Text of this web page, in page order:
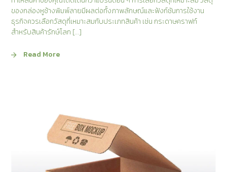
ของกล่องหูช้างพิมพ์ลายมีผลต่อทั้งภาพลักษณ์และฟังก์ชันการใช้งาน
ธุรกิจควรเลือกวัสดุที่เหมาะสมกับประเภทสินค้า เช่น กระดาษคราฟท์
สำหรับสินค้ารักษ์โลก […]
Read More